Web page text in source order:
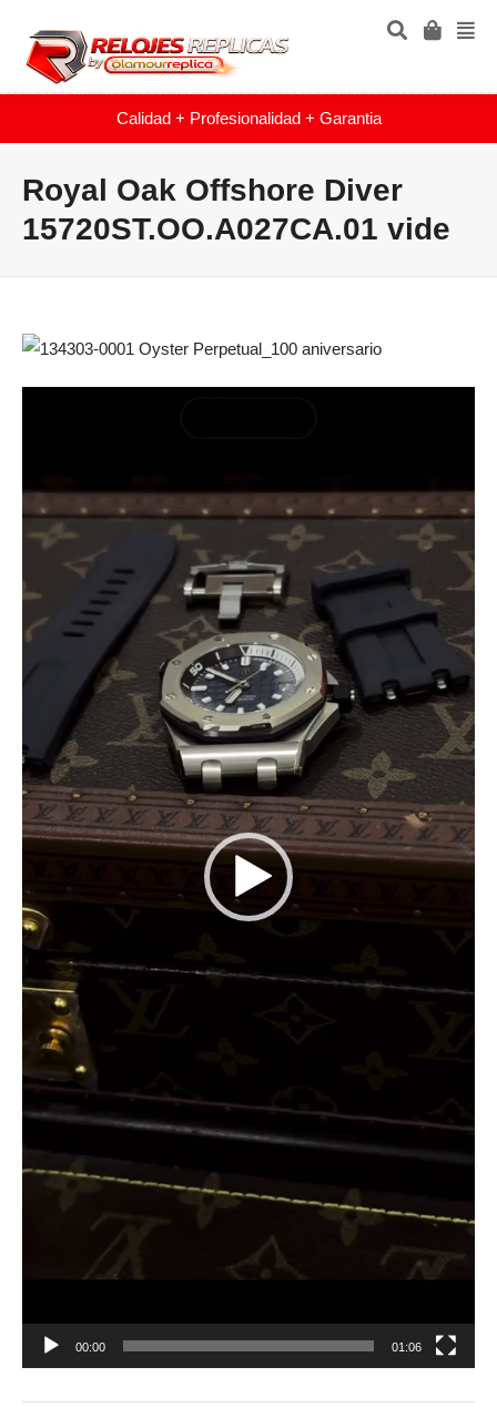
Calidad + Profesionalidad + Garantia
Royal Oak Offshore Diver
15720ST.OO.A027CA.01 vide
00:00 01:06